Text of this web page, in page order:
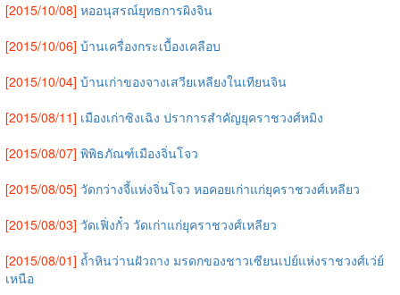
[2015/10/08] หออนุสรณ์ยุทธการผิงจิน
[2015/10/06] บ้านเครื่องกระเบื้องเคลือบ
[2015/10/04] บ้านเก่าของจางเสวียเหลียงในเทียนจิน
[2015/08/11] เมืองเก่าซิงเฉิง ปราการสำคัญยุคราชวงศ์หมิง
[2015/08/07] พิพิธภัณฑ์เมืองจิ่นโจว
[2015/08/05] วัดกว่างจี้แห่งจิ่นโจว หอคอยเก่าแก่ยุคราชวงศ์เหลียว
[2015/08/03] วัดเฟิ่งกั๋ว วัดเก่าแก่ยุคราชวงศ์เหลียว
[2015/08/01] ถ้ำหินว่านฝัวถาง มรดกของชาวเซียนเปย์แห่งราชวงศ์เว่ย์
เหนือ